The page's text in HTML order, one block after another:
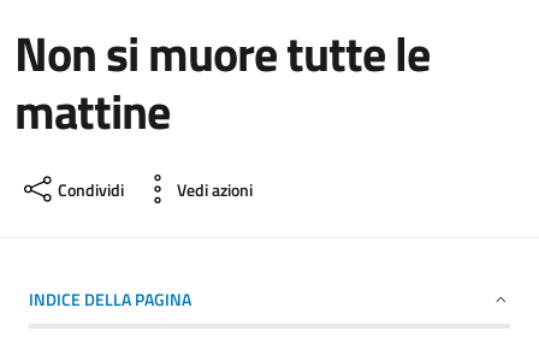
Non si muore tutte le
mattine
Condividi Vedi azioni
INDICE DELLA PAGINA